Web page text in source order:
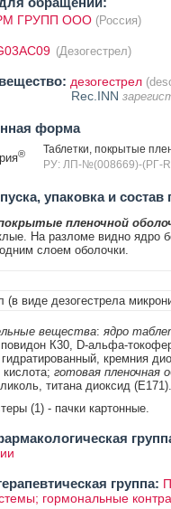
ГРУПП ООО (Россия)
(Дезогестрел)
дезогестрел
Rec.INN
форма
®
Таблетки, покрытые
РУ: ЛП-№(008669)-(РГ-
упаковка и состав
пленочной
На разломе видно ядро
слоем оболочки.
(в виде дезогестрела
вещества: ядро
К30, D-альфа-
кремния
готовая пленочная
титана диоксид (E171).
(1) - пачки картонные.
группа:
гормональные